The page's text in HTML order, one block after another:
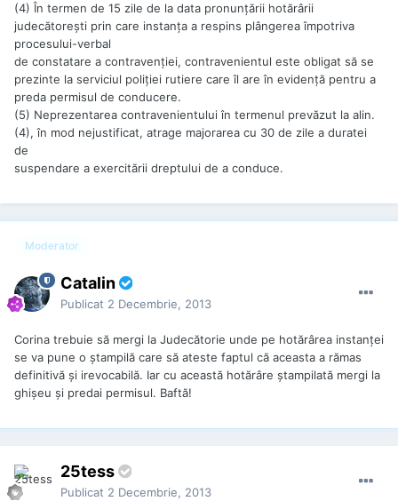
(4) În termen de 15 zile de la data pronunţării hotărârii
judecătoreşti prin care instanţa a respins plângerea împotriva
procesului-verbal
de constatare a contravenţiei, contravenientul este obligat să se
prezinte la serviciul poliţiei rutiere care îl are în evidenţă pentru a
preda permisul de conducere.
(5) Neprezentarea contravenientului în termenul prevăzut la alin.
(4), în mod nejustificat, atrage majorarea cu 30 de zile a duratei
de
suspendare a exercitării dreptului de a conduce.
Moderator
Catalin
Publicat 2 Decembrie, 2013
Corina trebuie să mergi la Judecătorie unde pe hotărârea instanţei
se va pune o ştampilă care să ateste faptul că aceasta a rămas
definitivă şi irevocabilă. Iar cu această hotărâre ştampilată mergi la
ghişeu şi predai permisul. Baftă!
25tess
Publicat 2 Decembrie, 2013